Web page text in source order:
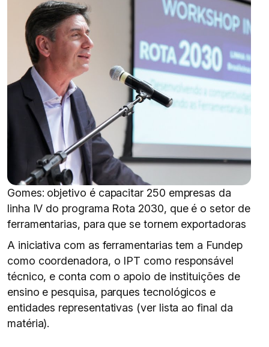
Gomes: objetivo é capacitar 250 empresas da
linha IV do programa Rota 2030, que é o setor de
ferramentarias, para que se tornem exportadoras
A iniciativa com as ferramentarias tem a Fundep
como coordenadora, o IPT como responsável
técnico, e conta com o apoio de instituições de
ensino e pesquisa, parques tecnológicos e
entidades representativas (ver lista ao final da
matéria).